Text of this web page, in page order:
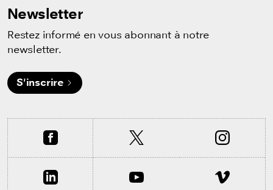
Newsletter
Restez informé en vous abonnant à notre
newsletter.
S'inscrire